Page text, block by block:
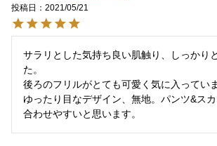
投稿日
2021/05/21
サラリとした気持ち良い肌触り、しっかり
た。
後ろのフリルがとても可愛く気に入っていま
ゆったり目なデザイン、無地。パンツ&ス
合わせやすいと思います。